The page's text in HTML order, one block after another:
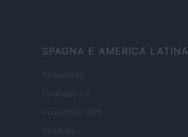
SPAGNA E AMERICA LATINA
Actualidad
Finanzas 24
Investindo 365
Think.es